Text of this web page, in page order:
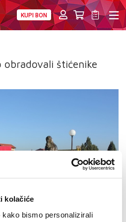
kolačiće
bismo personalizirali
KUPI BON
obradovali štićenike